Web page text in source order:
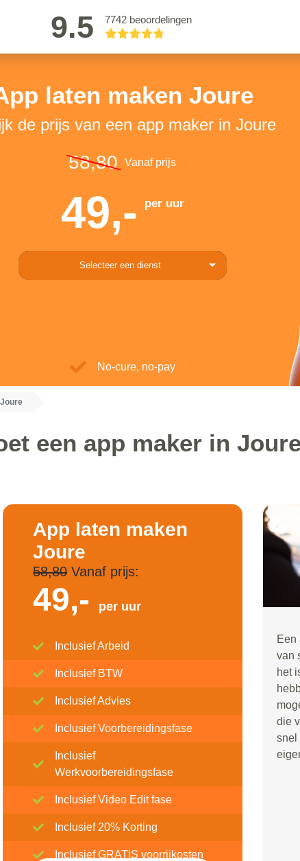
9.5 7742 beoordelingen
laten maken Joure
de prijs van een app maker in Joure
58,80 Vanaf prijs
49,- per uur
Selecteer een dienst
No-cure, no-pay
een app maker in
App laten maken
Joure
58,80Vanaf prijs:
49,- per uur
Inclusief Arbeid
Inclusief BTW
Inclusief Advies
Inclusief Voorbereidingsfase
Inclusief
Werkvoorbereidingsfase
Inclusief Video Edit fase
Inclusief 20% Korting
Inclusief GRATIS voorrijkosten
Een
van
het
die
snel